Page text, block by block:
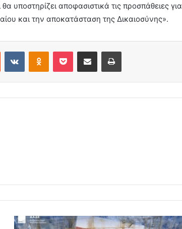
υποστηρίζει αποφασιστικά τις προσπάθειες για
και την αποκατάσταση της Δικαιοσύνης».
Reddit VKontakteOdnoklassniki
Pocket Share via Email Print